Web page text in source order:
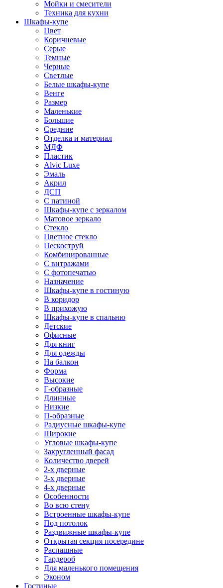
Мойки и смесители
Техника для кухни
Шкафы-купе
Цвет
Коричневые
Серые
Темные
Черные
Светлые
Белые шкафы-купе
Венге
Размер
Маленькие
Большие
Средние
Отделка и материал
МДФ
Пластик
Alvic Luxe
Эмаль
Акрил
ДСП
С патиной
Шкафы-купе с зеркалом
Матовое зеркало
Стекло
Цветное стекло
Пескоструй
Комбинированные
С витражами
С фотопечатью
Назначение
Шкафы-купе в гостиную
В коридор
В прихожую
Шкафы-купе в спальню
Детские
Офисные
Для книг
Для одежды
На балкон
Форма
Высокие
Г-образные
Длинные
Низкие
П-образные
Радиусные шкафы-купе
Широкие
Угловые шкафы-купе
Закругленный фасад
Количество дверей
2-х дверные
3-х дверные
4-х дверные
Особенности
Во всю стену
Встроенные шкафы-купе
Под потолок
Раздвижные шкафы-купе
Открытая секция посередине
Распашные
Гардероб
Для маленького помещения
Эконом
Гостиные